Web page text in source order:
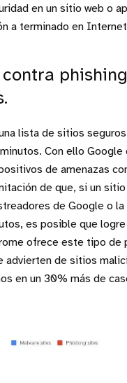
en un sitio web o
a terminado en
lista de sitios
Con ello Google
de amenazas
de que, si un
de Google o la
es posible que
ofrece este tipo de
advierten de sitios
en un 30% más de